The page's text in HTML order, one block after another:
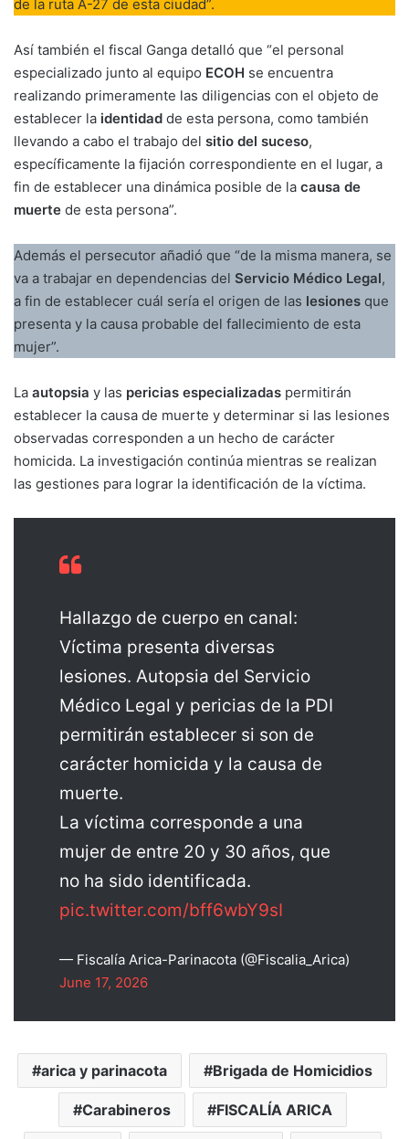
de la ruta A-27 de esta ciudad”.
Así también el fiscal Ganga detalló que “el personal
especializado junto al equipo ECOH se encuentra
realizando primeramente las diligencias con el objeto de
establecer la identidad de esta persona, como también
llevando a cabo el trabajo del sitio del suceso,
específicamente la fijación correspondiente en el lugar, a
fin de establecer una dinámica posible de la causa de
muerte de esta persona”.
Además el persecutor añadió que “de la misma manera, se
va a trabajar en dependencias del Servicio Médico Legal,
a fin de establecer cuál sería el origen de las lesiones que
presenta y la causa probable del fallecimiento de esta
mujer”.
La autopsia y las pericias especializadas permitirán
establecer la causa de muerte y determinar si las lesiones
observadas corresponden a un hecho de carácter
homicida. La investigación continúa mientras se realizan
las gestiones para lograr la identificación de la víctima.
Hallazgo de cuerpo en canal:
Víctima presenta diversas
lesiones. Autopsia del Servicio
Médico Legal y pericias de la PDI
permitirán establecer si son de
carácter homicida y la causa de
muerte.
La víctima corresponde a una
mujer de entre 20 y 30 años, que
no ha sido identificada.
pic.twitter.com/bff6wbY9sI
— Fiscalía Arica-Parinacota (@Fiscalia_Arica)
June 17, 2026
arica y parinacota Brigada de Homicidios
Carabineros FISCALÍA ARICA